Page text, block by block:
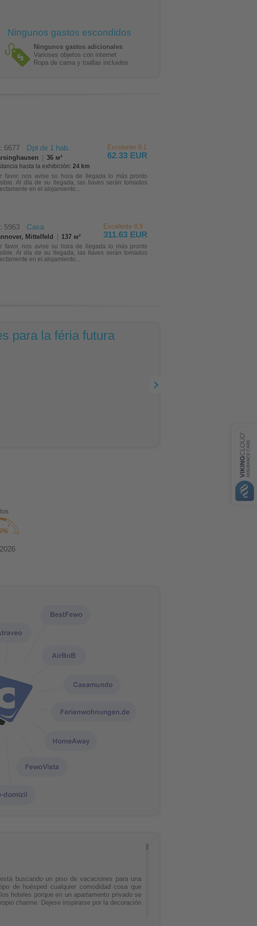
Ningunos gastos escondidos
Ningunos gastos adicionales
Varioses objetos con internet
Ropa de cama y toallas incluidos
Excelente 9,1
62.33 EUR
6677 Dpt de 1 hab.
36 м²
hasta la exhibición: 24 km
favor, nos avise su hora de llegada lo más pronto
Al día de su llegada, las llaves serán tomados
en el alojamiento...
Excelente 8,9
311.63 EUR
5963 Casa
Mittelfeld 137 м²
favor, nos avise su hora de llegada lo más pronto
Al día de su llegada, las llaves serán tomados
en el alojamiento...
para la féria futura
buscando un piso de vacaciones para una
de huésped cualquier comodidad cosa que
hoteles porque en un apartamento privado se
charme. Dejese inspirarse por la decoración